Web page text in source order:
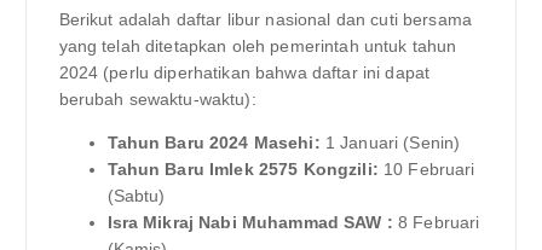
Berikut adalah daftar libur nasional dan cuti bersama
yang telah ditetapkan oleh pemerintah untuk tahun
2024 (perlu diperhatikan bahwa daftar ini dapat
berubah sewaktu-waktu):
Tahun Baru 2024 Masehi: 1 Januari (Senin)
Tahun Baru Imlek 2575 Kongzili: 10 Februari
(Sabtu)
Isra Mikraj Nabi Muhammad SAW : 8 Februari